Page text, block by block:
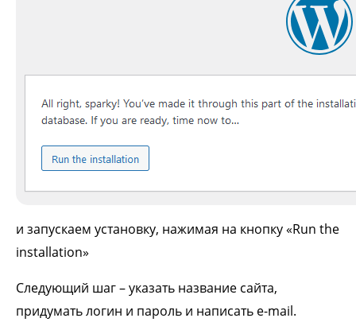
и запускаем установку, нажимая на кнопку «Run the
installation»
Следующий шаг – указать название сайта,
придумать логин и пароль и написать e-mail.